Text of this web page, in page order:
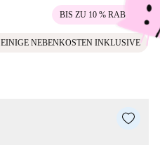
BIS ZU 10 % RABATT
EINIGE NEBENKOSTEN INKLUSIVE